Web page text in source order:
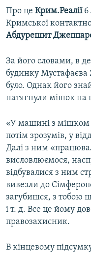
Про це Крим.Реалії 6
Кримської
Абдурешит
За його словами, в
будинку Мустафаєва
було. Однак його
натягнули мішок на
«У машині з мішком
потім зрозумів, у
Далі з ним
висловлюємося,
відбувалися з ним
вивезли до
загубишся, з тобою
і т. д. Все це йому
правозахисник.
В кінцевому